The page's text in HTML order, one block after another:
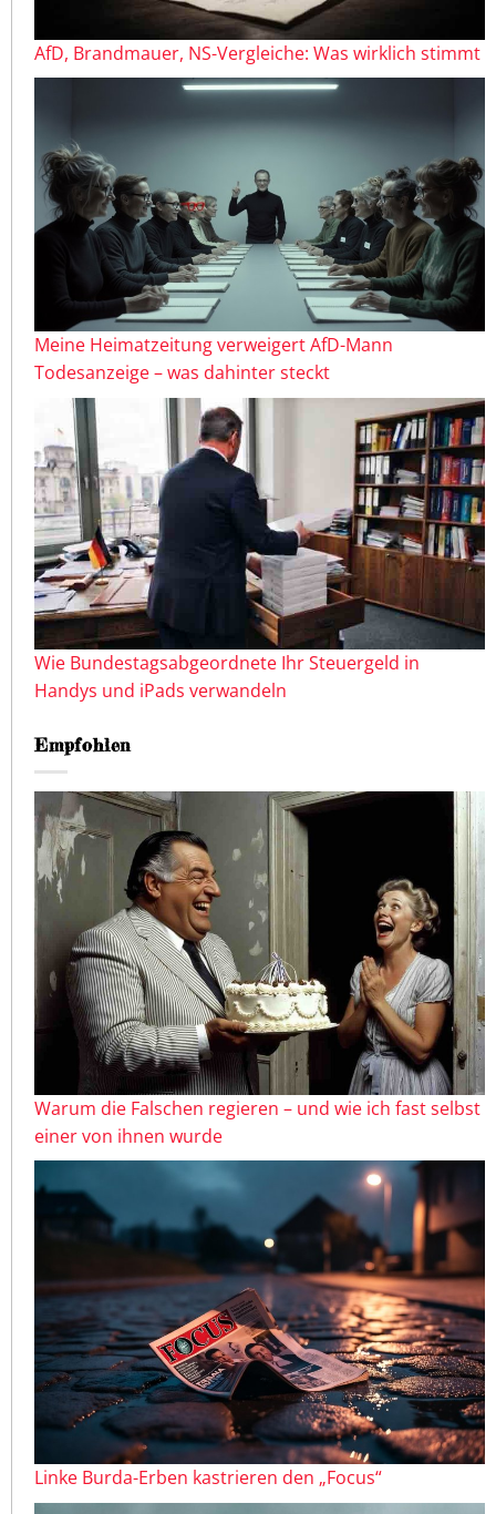
AfD, Brandmauer, NS-Vergleiche: Was wirklich stimmt
Meine Heimatzeitung verweigert AfD-Mann
Todesanzeige – was dahinter steckt
Wie Bundestagsabgeordnete Ihr Steuergeld in
Handys und iPads verwandeln
Empfohlen
Warum die Falschen regieren – und wie ich fast selbst
einer von ihnen wurde
Linke Burda-Erben kastrieren den „Focus“